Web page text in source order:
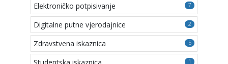
7
Elektroničko potpisivanje
2
Digitalne putne vjerodajnice
5
Zdravstvena iskaznica
1
Studentska iskaznica